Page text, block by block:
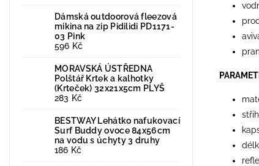
Dámská outdoorová fleezová
mikina na zip Pidilidi PD1171-
03 Pink
596 Kč
MORAVSKÁ ÚSTŘEDNA
Polštář Krtek a kalhotky
(Krteček) 32x21x5cm PLYŠ
283 Kč
BESTWAY Lehátko nafukovací
Surf Buddy ovoce 84x56cm
na vodu s úchyty 3 druhy
186 Kč